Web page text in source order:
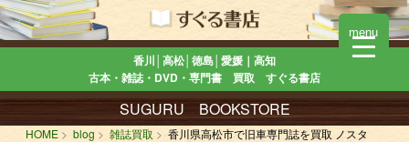
香川│高松│徳島│愛媛｜高知
古本・雑誌・DVD・専門書 買取 すぐる書店
SUGURU BOOKSTORE
HOME blog 雑誌買取
香川県高松市で旧車専門誌を買取 ノスタ
menu